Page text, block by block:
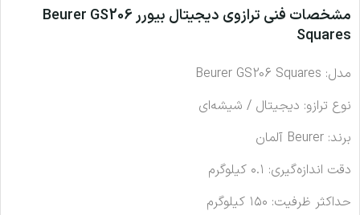
مشخصات فنی ترازوی دیجیتال بیورر Beurer GS206
Squares
مدل: Beurer GS206 Squares
نوع ترازو: دیجیتال / شیشه‌ای
برند: Beurer آلمان
دقت اندازه‌گیری: ۰.۱ کیلوگرم
حداکثر ظرفیت: ۱۵۰ کیلوگرم